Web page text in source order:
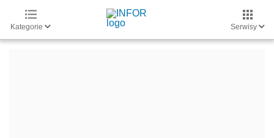
Kategorie Serwisy